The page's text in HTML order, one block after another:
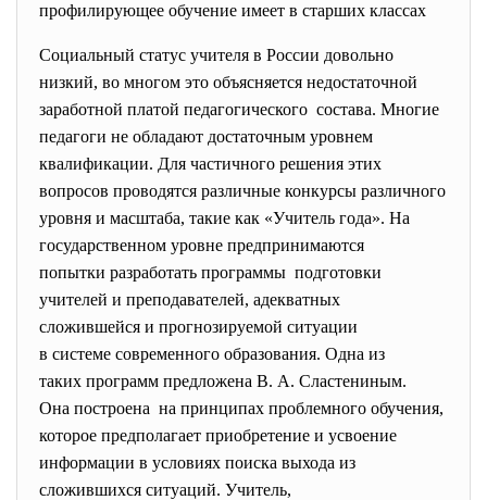
профилирующее обучение имеет в старших классах
Социальный статус учителя в России довольно
низкий, во многом это объясняется недостаточной
заработной платой педагогического состава. Многие
педагоги не обладают достаточным уровнем
квалификации. Для частичного решения этих
вопросов проводятся различные конкурсы различного
уровня и масштаба, такие как «Учитель года». На
государственном уровне предпринимаются
попытки разработать программы подготовки
учителей и преподавателей, адекватных
сложившейся и прогнозируемой ситуации
в системе современного образования. Одна из
таких программ предложена В. А. Сластениным.
Она построена на принципах проблемного обучения,
которое предполагает приобретение и усвоение
информации в условиях поиска выхода из
сложившихся ситуаций. Учитель,